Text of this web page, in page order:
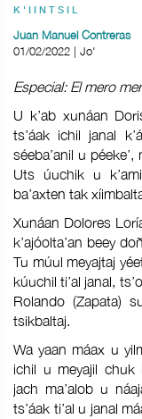
K'IINTSIL
Juan Manuel Contreras
01/02/2022 | Jo'
Especial: El mero
U k’ab xunáan
ts’áak ichil janal
séeba’anil u
Uts úuchik u
ba’axten tak
Xunáan Dolores
k’ajóolta’an beey
Tu múul meyajtaj
kúuchil ti’al janal,
Rolando (Zapata)
tsikbaltaj.
Wa yaan máax u
ichil u meyajil chuk
jach ma’alob u
ts’áak ti’al u janal